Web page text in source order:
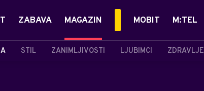
ZABAVA MAGAZIN
STIL ZANIMLJIVOSTI LJUBIMCI ZDRAVLJE
MOBIT M:TEL